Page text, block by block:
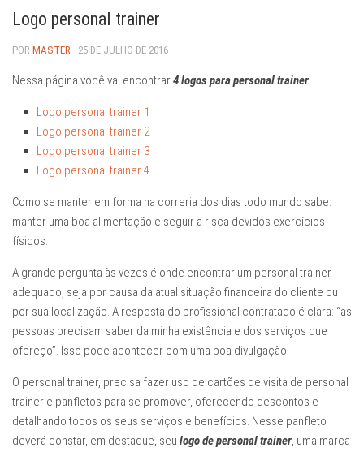
Logo personal trainer
POR MASTER · 25 DE JULHO DE 2016
Nessa página você vai encontrar4 logos para personal trainer!
Logo personal trainer 1
Logo personal trainer 2
Logo personal trainer 3
Logo personal trainer 4
Como se manter em forma na correria dos dias todo mundo sabe:
manter uma boa alimentação e seguir a risca devidos exercícios
físicos.
A grande pergunta às vezes é onde encontrar um personal trainer
adequado, seja por causa da atual situação financeira do cliente ou
por sua localização. A resposta do profissional contratado é clara: “as
pessoas precisam saber da minha existência e dos serviços que
ofereço”. Isso pode acontecer com uma boa divulgação.
O personal trainer, precisa fazer uso de cartões de visita de personal
trainer e panfletos para se promover, oferecendo descontos e
detalhando todos os seus serviços e benefícios. Nesse panfleto
deverá constar, em destaque, seu logo de personal trainer, uma marca